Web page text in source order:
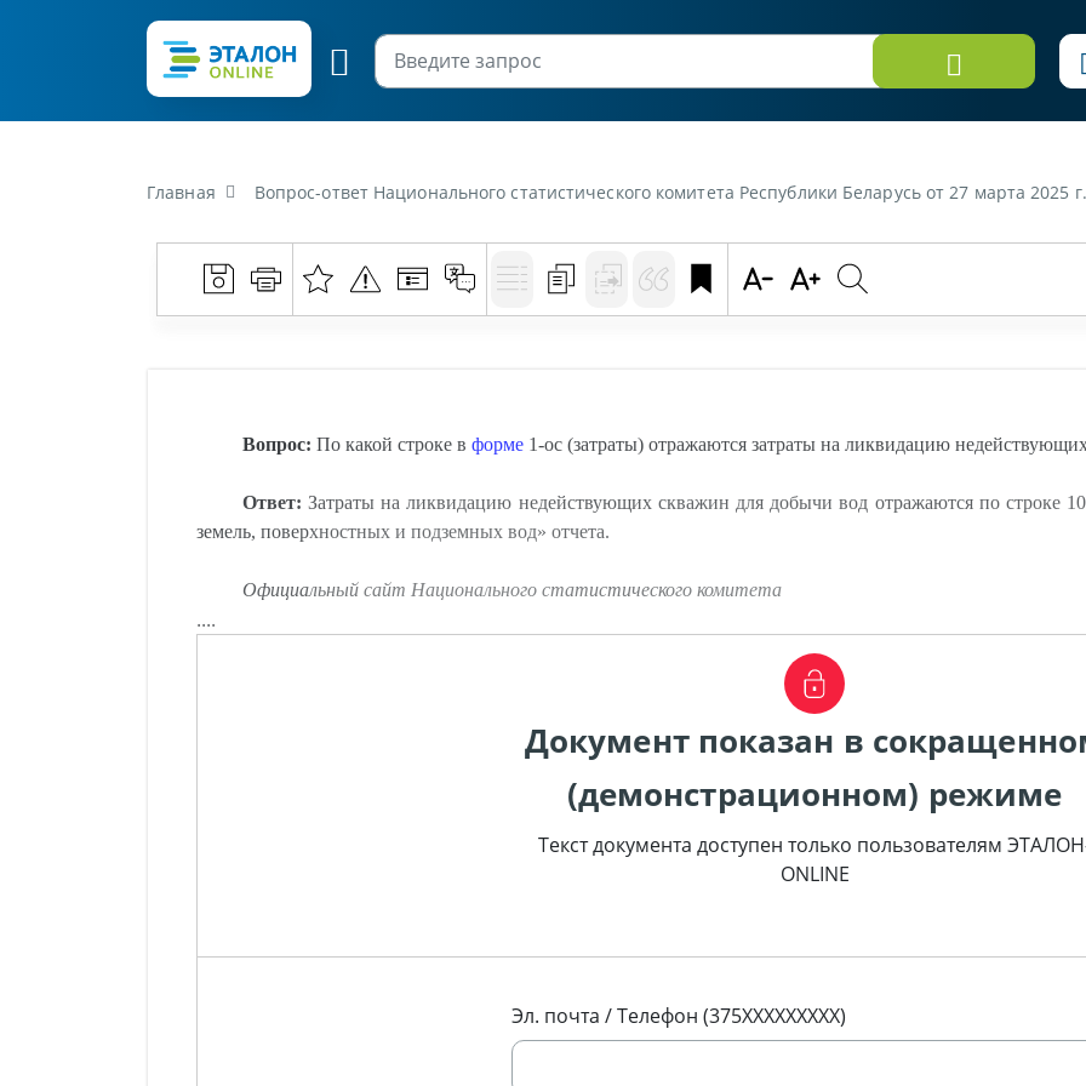
Главная Вопрос-ответ Национального статистического комитета Республики Беларусь от 27 марта 2025 г. «По какой строке в форме 1-ос (затраты)
Вопрос: По какой строке в форме1-ос (затраты) отражаются затраты на ликвидацию
Ответ: Затраты на ликвидацию недействующих скважин для добычи вод отражаются по строке
земель, поверхностных и подземных вод» отчета.
Официальный сайт Национального статистического комитета
....
Документ показан в
(демонстрационном) режиме
Текст документа доступен только пользователям
ONLINE
Эл. почта / Телефон (375XXXXXXXXX)